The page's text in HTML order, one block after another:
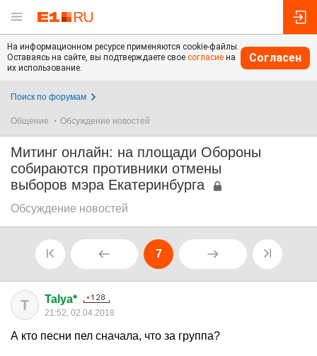
На информационном ресурсе применяются cookie-файлы.
Оставаясь на сайте, вы подтверждаете свое согласие на
их использование.
Согласен
Поиск по форумам
Общение Обсуждение новостей
Митинг онлайн: на площади Обороны
собираются противники отмены
выборов мэра Екатеринбурга
Обсуждение новостей
7
T Talya*
21:52, 02.04.2018
А кто песни пел сначала, что за группа?